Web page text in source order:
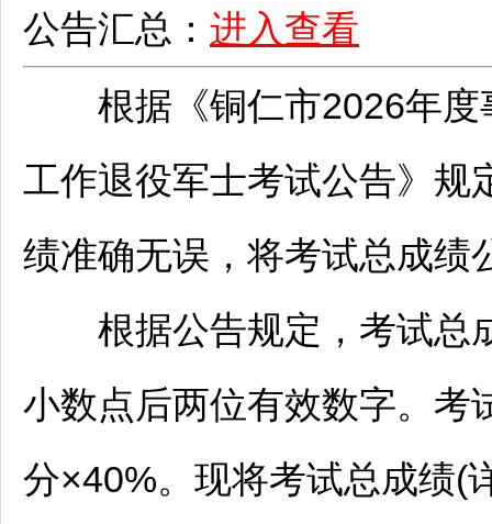
公告汇总： 进入查看
根据《铜仁市2026年度
工作退役军士考试公告》规
绩准确无误，将考试总成绩
根据公告规定，考试总成
小数点后两位有效数字。考
分×40%。现将考试总成绩(